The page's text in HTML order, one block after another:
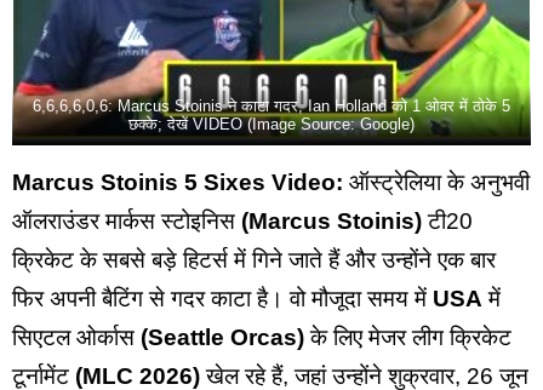
6,6,6,6,0,6: Marcus Stoinis ने काटा गदर, Ian Holland को 1 ओवर में ठोके 5
छक्के; देखें VIDEO (Image Source: Google)
Marcus Stoinis 5 Sixes Video: ऑस्ट्रेलिया के अनुभवी
ऑलराउंडर मार्कस स्टोइनिस (Marcus Stoinis)टी20
क्रिकेट के सबसे बड़े हिटर्स में गिने जाते हैं और उन्होंने एक बार
फिर अपनी बैटिंग से गदर काटा है। वो मौजूदा समय में USA में
सिएटल ओर्कास (Seattle Orcas)के लिए मेजर लीग क्रिकेट
टूर्नामेंट (MLC 2026)खेल रहे हैं, जहां उन्होंने शुक्रवार, 26 जून